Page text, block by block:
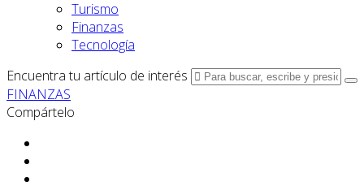
Turismo
Finanzas
Tecnología
Encuentra tu artículo de interés
FINANZAS
Compártelo